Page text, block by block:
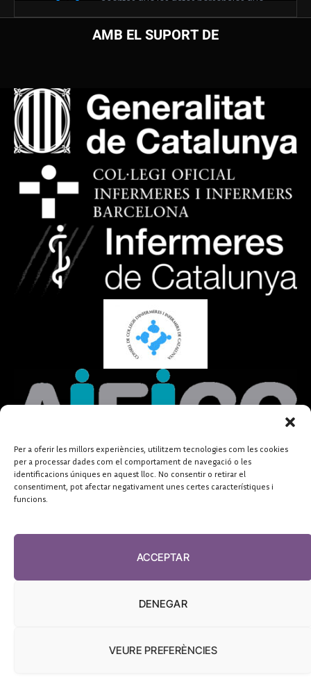
Per a oferir les millors experiències, utilitzem tecnologies com les cookies
per a processar dades com el comportament de navegació o les
identificacions úniques en aquest lloc. No consentir o retirar el
consentiment, pot afectar negativament unes certes característiques i
funcions.
ACCEPTAR
DENEGAR
VEURE PREFERÈNCIES
AMB EL SUPORT DE